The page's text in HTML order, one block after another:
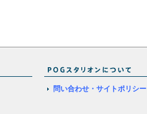
問い合わせ・サイトポリシー